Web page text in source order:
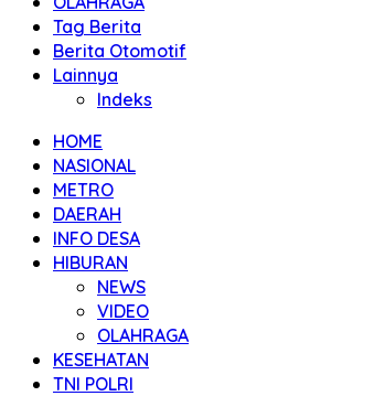
Tag Berita
Berita Otomotif
Lainnya
Indeks
HOME
NASIONAL
METRO
DAERAH
INFO DESA
HIBURAN
NEWS
VIDEO
OLAHRAGA
KESEHATAN
TNI POLRI